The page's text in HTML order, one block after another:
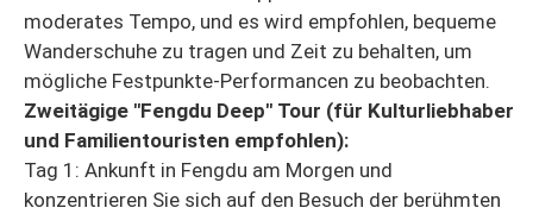
moderates Tempo, und es wird empfohlen, bequeme
Wanderschuhe zu tragen und Zeit zu behalten, um
mögliche Festpunkte-Performancen zu beobachten.
Zweitägige "Fengdu Deep" Tour (für Kulturliebhaber
und Familientouristen empfohlen):
Tag 1: Ankunft in Fengdu am Morgen und
konzentrieren Sie sich auf den Besuch der berühmten